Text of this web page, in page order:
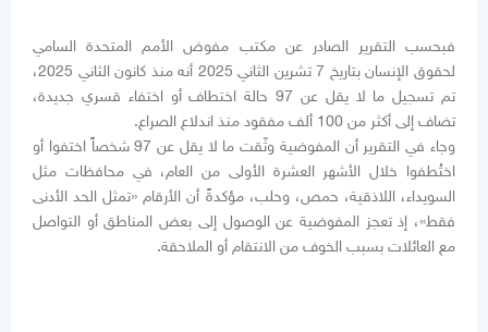
فبحسب التقرير الصادر عن مكتب مفوض الأمم المتحدة السامي
لحقوق الإنسان بتاريخ 7 تشرين الثاني 2025 أنه منذ كانون الثاني 2025،
تم تسجيل ما لا يقل عن 97 حالة اختطاف أو اختفاء قسري جديدة،
تضاف إلى أكثر من 100 ألف مفقود منذ اندلاع الصراع.
وجاء في التقرير أن المفوضية وثّقت ما لا يقل عن 97 شخصاً اختفوا أو
اختُطفوا خلال الأشهر العشرة الأولى من العام، في محافظات مثل
السويداء، اللاذقية، حمص، وحلب، مؤكدةً أن الأرقام «تمثل الحد الأدنى
فقط»، إذ تعجز المفوضية عن الوصول إلى بعض المناطق أو التواصل
مع العائلات بسبب الخوف من الانتقام أو الملاحقة.